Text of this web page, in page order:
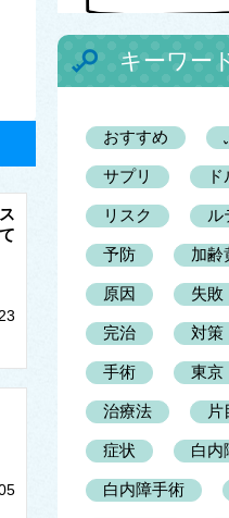
キーワー
おすすめ
サプリ
リスク ル
予防 加齢
原因 失敗
完治 対策
手術 東京
治療法 片
症状 白内
白内障手術